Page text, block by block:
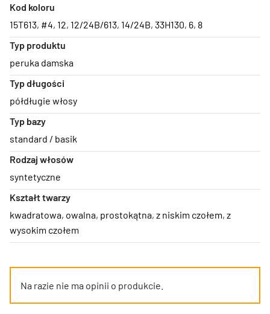
Kod koloru
15T613, #4, 12, 12/24B/613, 14/24B, 33H130, 6, 8
Typ produktu
peruka damska
Typ długości
półdługie włosy
Typ bazy
standard / basik
Rodzaj włosów
syntetyczne
Kształt twarzy
kwadratowa, owalna, prostokątna, z niskim czołem, z
wysokim czołem
Na razie nie ma opinii o produkcie.